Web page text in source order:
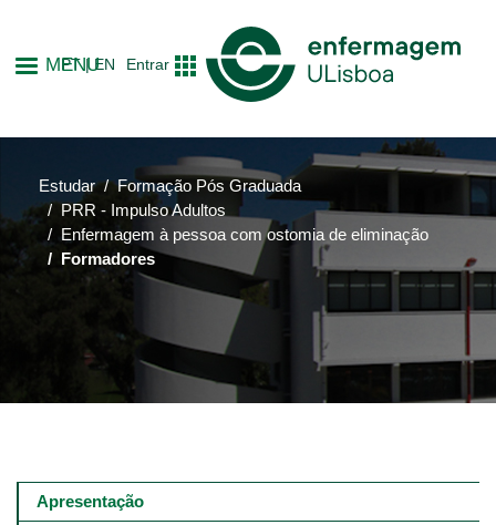
para
o
conteúdo
MENU
PT EN Entrar
Estudar
Formação Pós Graduada
PRR - Impulso Adultos
Enfermagem à pessoa com ostomia de eliminação
Formadores
Main
navigation
Apresentação